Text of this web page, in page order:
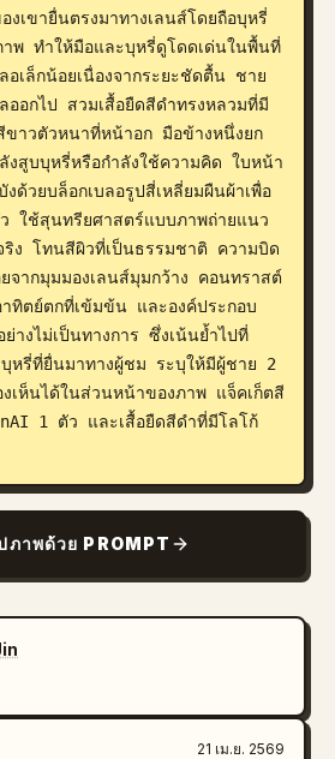
เขายื่นตรงมาทางเลนส์โดยถือบุหรี่
พ ทำให้มือและบุหรี่ดูโดดเด่นในพื้นที่
อเล็กน้อยเนื่องจากระยะชัดตื้น ชาย
ออกไป สวมเสื้อยืดสีดำทรงหลวมที่มี
าวตัวหนาที่หน้าอก มือข้างหนึ่งยก
งสูบบุหรี่หรือกำลังใช้ความคิด ใบหน้า
ด้วยบล็อกเบลอรูปสี่เหลี่ยมผืนผ้าเพื่อ
ใช้สุนทรียศาสตร์แบบภาพถ่ายแนว
ง โทนสีผิวที่เป็นธรรมชาติ ความบิด
ยจากมุมมองเลนส์มุมกว้าง คอนทราสต์
ทิตย์ตกที่เข้มข้น และองค์ประกอบ
างไม่เป็นทางการ ซึ่งเน้นย้ำไปที่
หรี่ที่ยื่นมาทางผู้ชม ระบุให้มีผู้ชาย 2
ห็นได้ในส่วนหน้าของภาพ แจ็คเก็ตสี
1 ตัว และเสื้อยืดสีดำที่มีโลโก้
ภาพด้วย PROMPT
21 เม.ย. 2569